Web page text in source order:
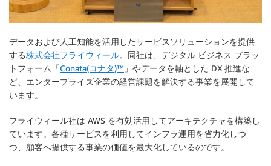
データおよび人工知能を活用したサービスソリューションを提供
する株式会社フライウィール。同社は、デジタル ビジネス プラッ
トフォーム「Conata(コナタ)™ 」やデータを軸とした DX 推進な
ど、エンタープライズ企業の経営課題を解決する事業を展開して
います。
フライウィール社は AWS を有効活用してアーキテクチャを構築し
ています。各種サービスを利用してインフラ運用を省力化しつ
つ、顧客へ提供する事業の価値を最大化しているのです。